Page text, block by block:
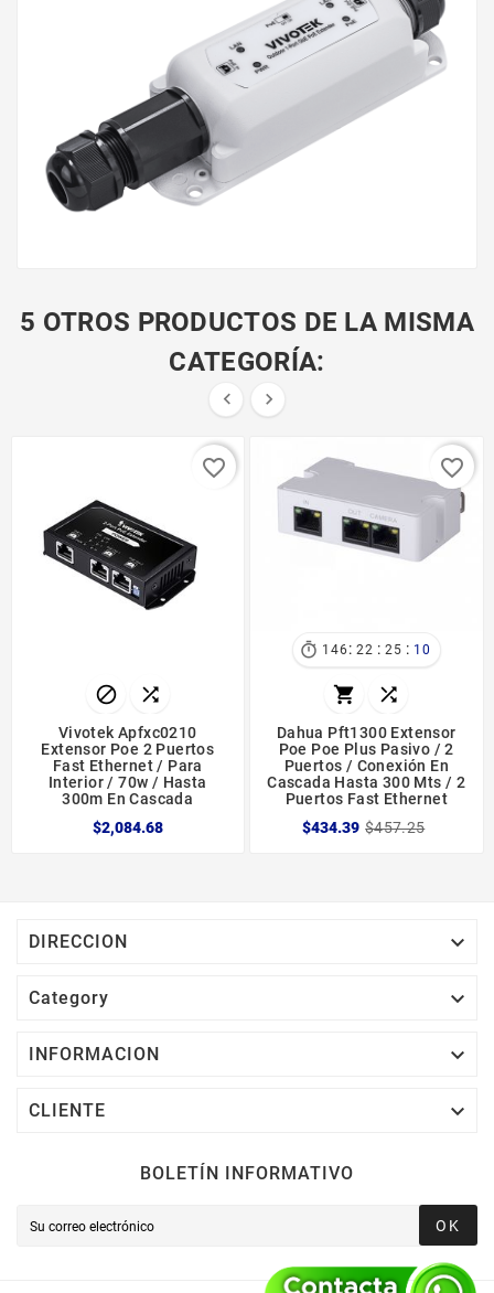
5 OTROS PRODUCTOS DE LA MISMA
CATEGORÍA:
 
 
Vivotek Apfxc0210
Extensor Poe 2 Puertos
Fast Ethernet / Para
Interior / 70w / Hasta
300m En Cascada
$2,084.68
favorite_border
 146 : 22 : 25 : 10
 
Dahua Pft1300 Extensor
Poe Poe Plus Pasivo / 2
Puertos / Conexión En
Cascada Hasta 300 Mts / 2
Puertos Fast Ethernet
$434.39 $457.25
favorite_border
DIRECCION 
Category 
INFORMACION 
CLIENTE 
BOLETÍN INFORMATIVO
OK